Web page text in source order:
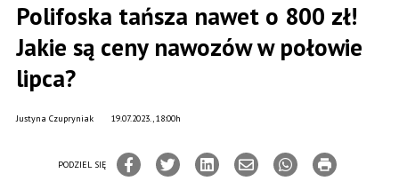
Polifoska tańsza nawet o 800 zł!
Jakie są ceny nawozów w połowie
lipca?
19.07.2023., 18:00h
Justyna Czupryniak
PODZIEL SIĘ